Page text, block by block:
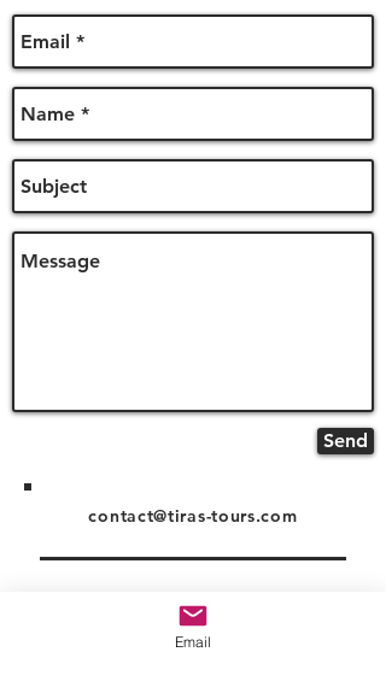
Send
contact@tiras-tours.com
Email